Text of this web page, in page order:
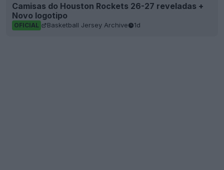
Camisas do Houston Rockets 26-27 reveladas +
Novo logotipo
OFICIAL Basketball Jersey Archive 1d